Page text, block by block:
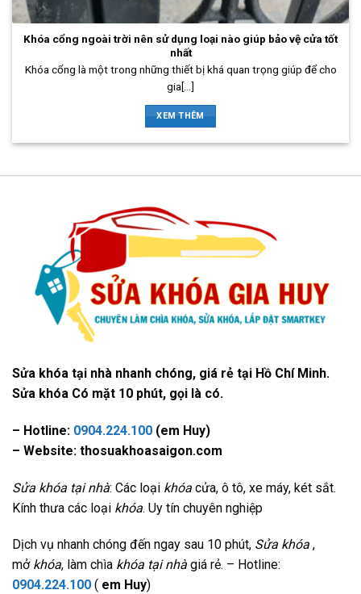
Khóa cổng ngoài trời nên sử dụng loại nào giúp bảo vệ cửa tốt
nhất
Khóa cổng là một trong những thiết bị khá quan trọng giúp để cho
gia[...]
XEM THÊM
Sửa khóa tại nhà nhanh chóng, giá rẻ tại Hồ Chí Minh.
Sửa khóa Có mặt 10 phút, gọi là có.
– Hotline: 0904.224.100 (em Huy)
– Website: thosuakhoasaigon.com
Sửa khóa tại nhà: Các loại khóa cửa, ô tô, xe máy, két sắt.
Kính thưa các loại khóa. Uy tín chuyên nghiệp
Dịch vụ nhanh chóng đến ngay sau 10 phút, Sửa khóa ,
mở khóa, làm chìa khóa tại nhà giá rẻ. – Hotline:
0904.224.100 ( em Huy)